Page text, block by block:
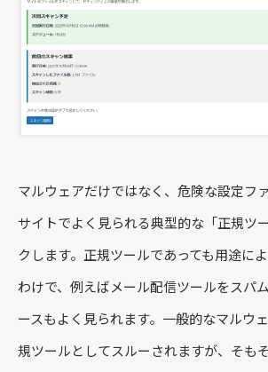
マルウェアだけではなく、危険な設定フ
サイトでよく見られる典型的な「正規ツ
クします。正規ツールであっても用途に
わけで、例えばメール配信ツールをスパ
ースもよく見られます。一般的なマルウ
規ツールとしてスルーされますが、そも